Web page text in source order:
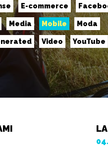
E-commerce
Media Mobile Moda
Video YouTube